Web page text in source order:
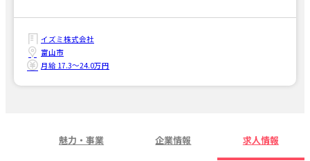
イズミ株式会社
富山市
月給 17.3〜24.0万円
魅力・事業 企業情報 求人情報